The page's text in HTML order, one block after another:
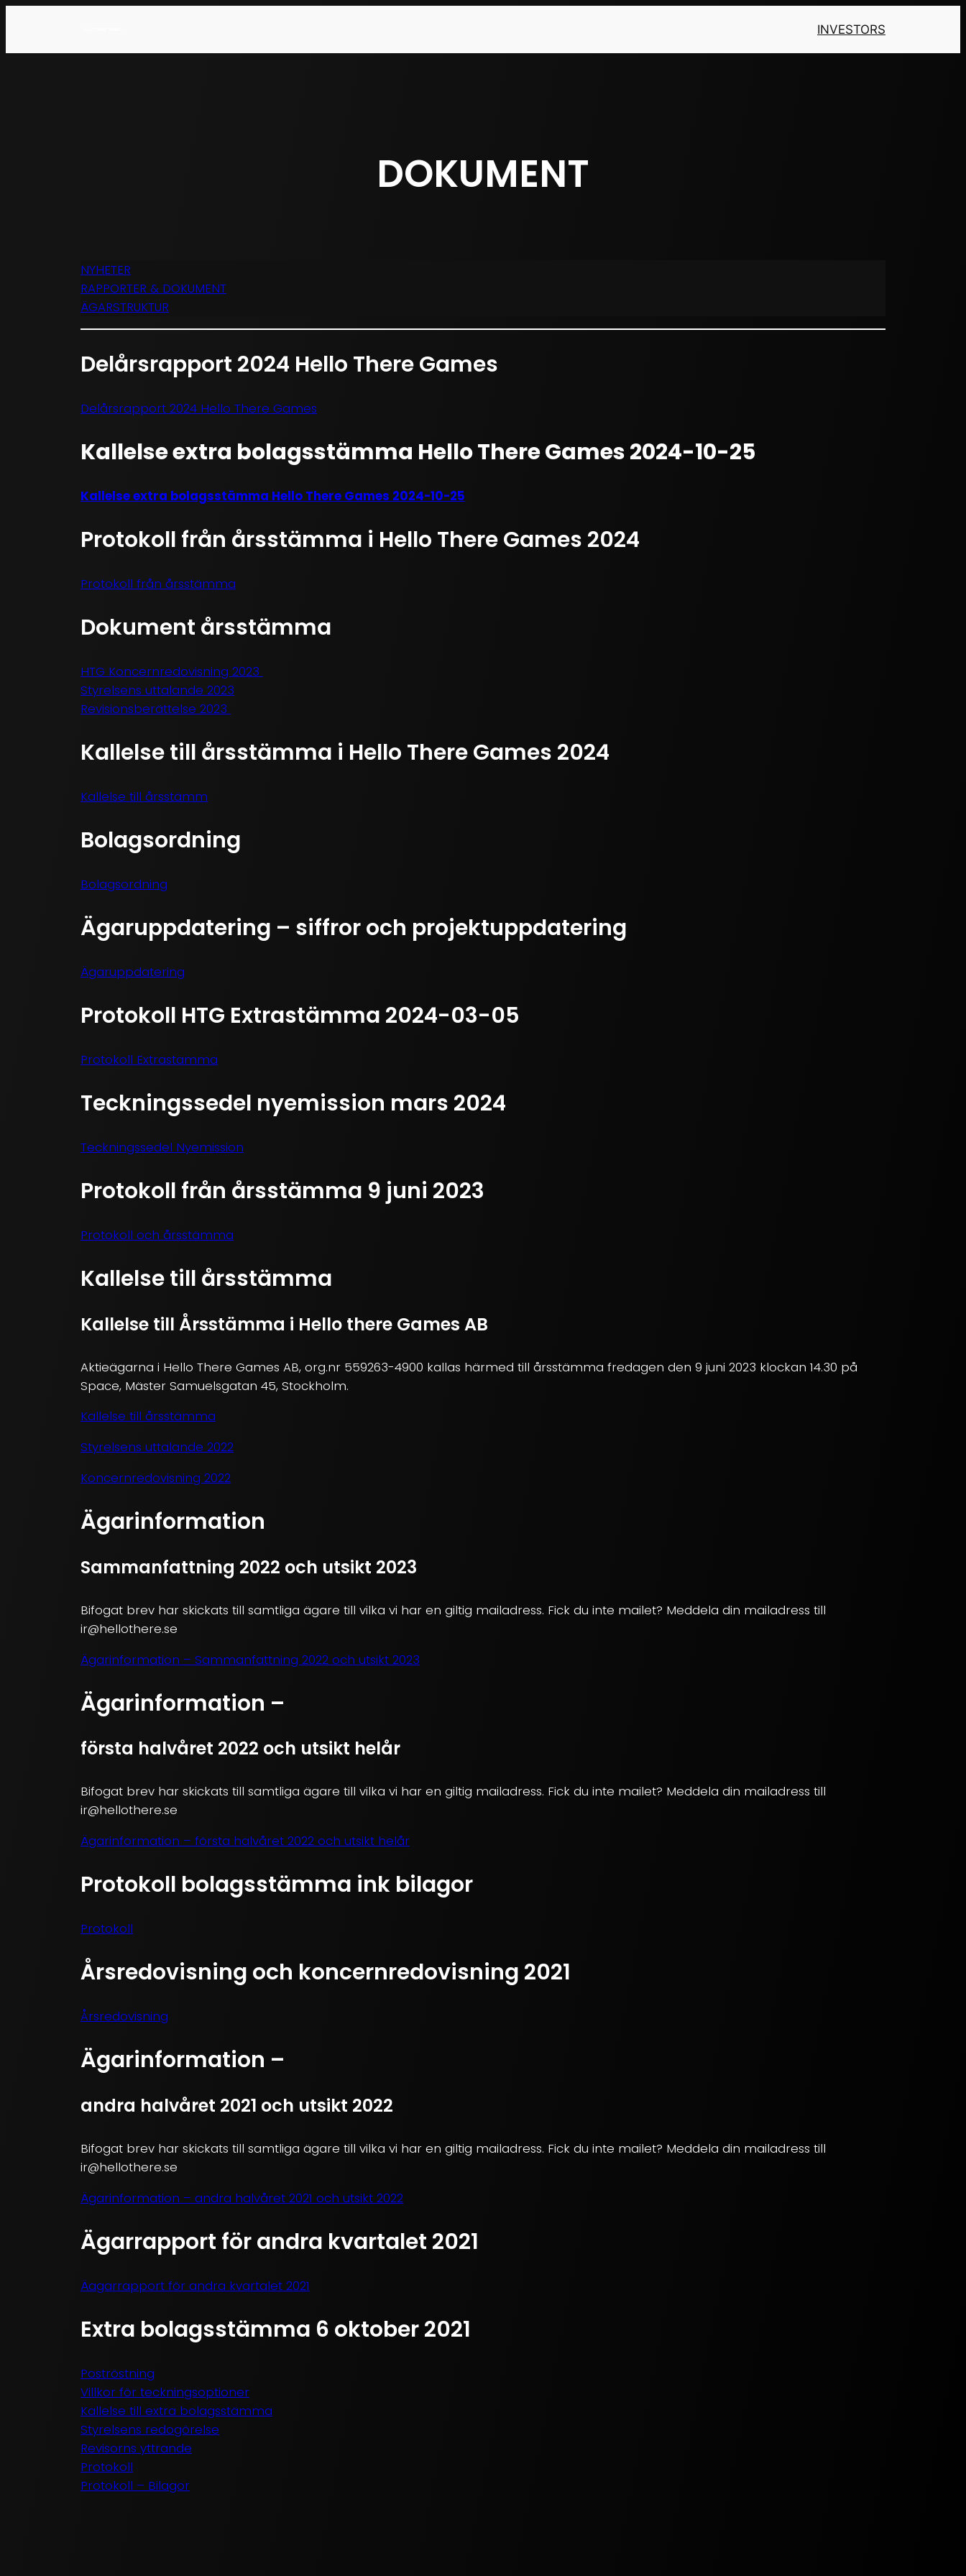
INVESTORS
DOKUMENT
NYHETER
RAPPORTER & DOKUMENT
ÄGARSTRUKTUR
Delårsrapport 2024 Hello There Games
Delårsrapport 2024 Hello There Games
Kallelse extra bolagsstämma Hello There Games 2024-10-25
Kallelse extra bolagsstämma Hello There Games 2024-10-25
Protokoll från årsstämma i Hello There Games 2024
Protokoll från årsstämma
Dokument årsstämma
HTG Koncernredovisning 2023
Styrelsens uttalande 2023
Revisionsberättelse 2023
Kallelse till årsstämma i Hello There Games 2024
Kallelse till årsstämm
Bolagsordning
Bolagsordning
Ägaruppdatering – siffror och projektuppdatering
Ägaruppdatering
Protokoll HTG Extrastämma 2024-03-05
Protokoll Extrastamma
Teckningssedel nyemission mars 2024
Teckningssedel Nyemission
Protokoll från årsstämma 9 juni 2023
Protokoll och årsstämma
Kallelse till årsstämma
Kallelse till Årsstämma i Hello there Games AB
Aktieägarna i Hello There Games AB, org.nr 559263-4900 kallas härmed till årsstämma fredagen den 9 juni 2023 klockan 14.30 på
Space, Mäster Samuelsgatan 45, Stockholm.
Kallelse till årsstämma
Styrelsens uttalande 2022
Koncernredovisning 2022
Ägarinformation
Sammanfattning 2022 och utsikt 2023
Bifogat brev har skickats till samtliga ägare till vilka vi har en giltig mailadress. Fick du inte mailet? Meddela din mailadress till
ir@hellothere.se
Ägarinformation – Sammanfattning 2022 och utsikt 2023
Ägarinformation –
första halvåret 2022 och utsikt helår
Bifogat brev har skickats till samtliga ägare till vilka vi har en giltig mailadress. Fick du inte mailet? Meddela din mailadress till
ir@hellothere.se
Ägarinformation – första halvåret 2022 och utsikt helår
Protokoll bolagsstämma ink bilagor
Protokoll
Årsredovisning och koncernredovisning 2021
Årsredovisning
Ägarinformation –
andra halvåret 2021 och utsikt 2022
Bifogat brev har skickats till samtliga ägare till vilka vi har en giltig mailadress. Fick du inte mailet? Meddela din mailadress till
ir@hellothere.se
Ägarinformation – andra halvåret 2021 och utsikt 2022
Ägarrapport för andra kvartalet 2021
Äagarrapport för andra kvartalet 2021
Extra bolagsstämma 6 oktober 2021
Poströstning
Villkor för teckningsoptioner
Kallelse till extra bolagsstämma
Styrelsens redogörelse
Revisorns yttrande
Protokoll
Protokoll – Bilagor